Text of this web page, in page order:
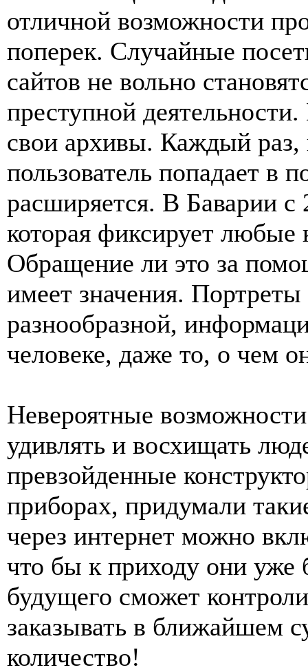
отличной возможности
поперек. Случайные
сайтов не вольно
преступной
свои архивы. Каждый раз,
пользователь попадает в
расширяется. В Баварии с
которая фиксирует любые
Обращение ли это за
имеет значения.
разнообразной,
человеке, даже то, о чем
Невероятные
удивлять и восхищать
превзойденные
приборах, придумали
через интернет можно
что бы к приходу они
будущего сможет
заказывать в ближайшем
количество!